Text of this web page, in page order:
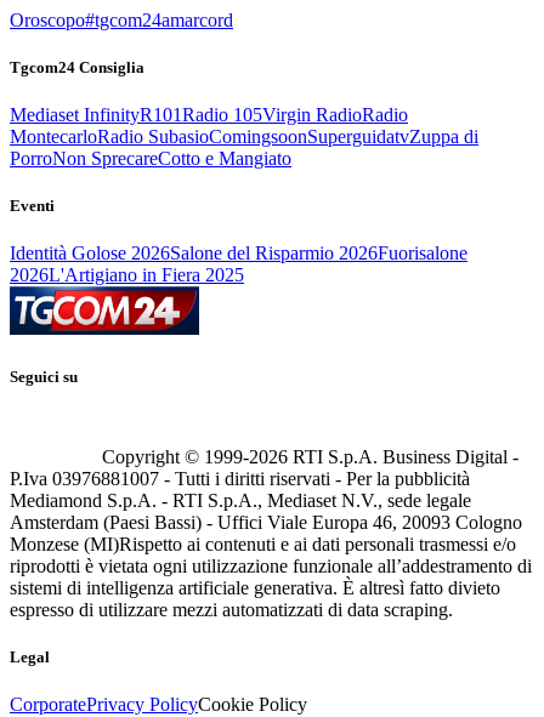
Oroscopo#tgcom24amarcord
Tgcom24 Consiglia
Mediaset InfinityR101Radio 105Virgin RadioRadio
MontecarloRadio SubasioComingsoonSuperguidatvZuppa di
PorroNon SprecareCotto e Mangiato
Eventi
Identità Golose 2026Salone del Risparmio 2026Fuorisalone
2026L'Artigiano in Fiera 2025
Seguici su
Copyright © 1999-2026 RTI S.p.A. Business Digital -
P.Iva 03976881007 - Tutti i diritti riservati - Per la pubblicità
Mediamond S.p.A. - RTI S.p.A., Mediaset N.V., sede legale
Amsterdam (Paesi Bassi) - Uffici Viale Europa 46, 20093 Cologno
Monzese (MI)Rispetto ai contenuti e ai dati personali trasmessi e/o
riprodotti è vietata ogni utilizzazione funzionale all’addestramento di
sistemi di intelligenza artificiale generativa. È altresì fatto divieto
espresso di utilizzare mezzi automatizzati di data scraping.
Legal
CorporatePrivacy PolicyCookie Policy